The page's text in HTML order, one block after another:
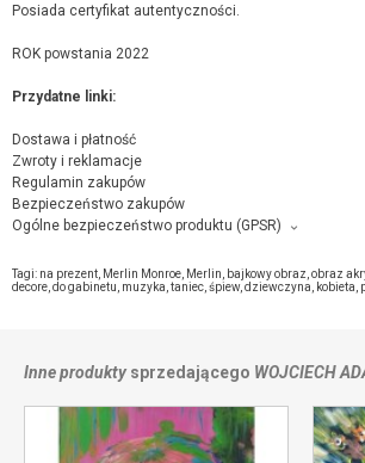
Posiada certyfikat autentyczności.
ROK powstania 2022
Przydatne linki:
Dostawa i płatność
Zwroty i reklamacje
Regulamin zakupów
Bezpieczeństwo zakupów
Ogólne bezpieczeństwo produktu (GPSR)
Grupa Words Made Wojciech Matuszny,
ze sprzedającym
Tagi: na prezent Merlin Monroe Merlin bajkowy obraz obraz
decore do gabinetu muzyka taniec śpiew, dziewczyna kobieta
Inne produktysprzedającego WOJCIECH